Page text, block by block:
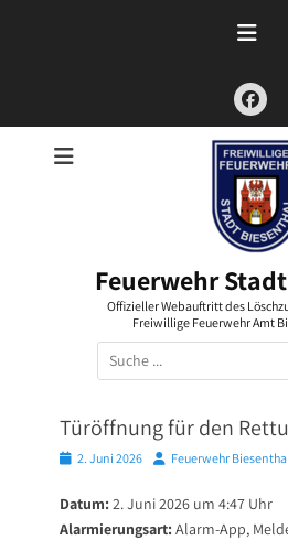
Feuerwehr
Offizieller Webauftritt des
Freiwillige Feuerwehr Amt
Suchen
nach:
Türöffnung für den
Posted2. Juni 2026 AutorFeuerwehr
Datum: 2. Juni 2026 um 4:47 Uhr
Alarmierungsart: Alarm-App,